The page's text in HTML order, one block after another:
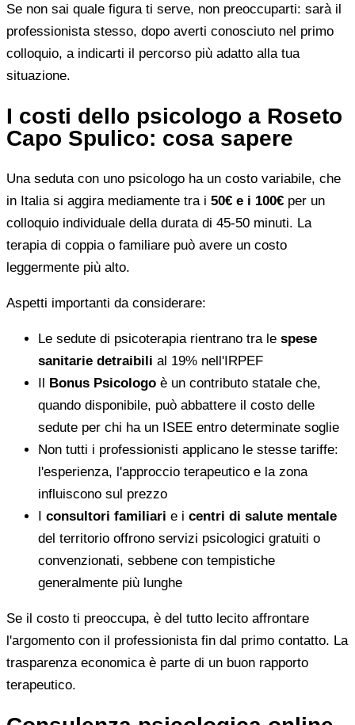
Se non sai quale figura ti serve, non preoccuparti: sarà il
professionista stesso, dopo averti conosciuto nel primo
colloquio, a indicarti il percorso più adatto alla tua
situazione.
I costi dello psicologo a Roseto
Capo Spulico: cosa sapere
Una seduta con uno psicologo ha un costo variabile, che
in Italia si aggira mediamente tra i 50€ e i 100€ per un
colloquio individuale della durata di 45-50 minuti. La
terapia di coppia o familiare può avere un costo
leggermente più alto.
Aspetti importanti da considerare:
Le sedute di psicoterapia rientrano tra le spese
sanitarie detraibili al 19% nell'IRPEF
Il Bonus Psicologo è un contributo statale che,
quando disponibile, può abbattere il costo delle
sedute per chi ha un ISEE entro determinate soglie
Non tutti i professionisti applicano le stesse tariffe:
l'esperienza, l'approccio terapeutico e la zona
influiscono sul prezzo
I consultori familiari e i centri di salute mentale
del territorio offrono servizi psicologici gratuiti o
convenzionati, sebbene con tempistiche
generalmente più lunghe
Se il costo ti preoccupa, è del tutto lecito affrontare
l'argomento con il professionista fin dal primo contatto. La
trasparenza economica è parte di un buon rapporto
terapeutico.